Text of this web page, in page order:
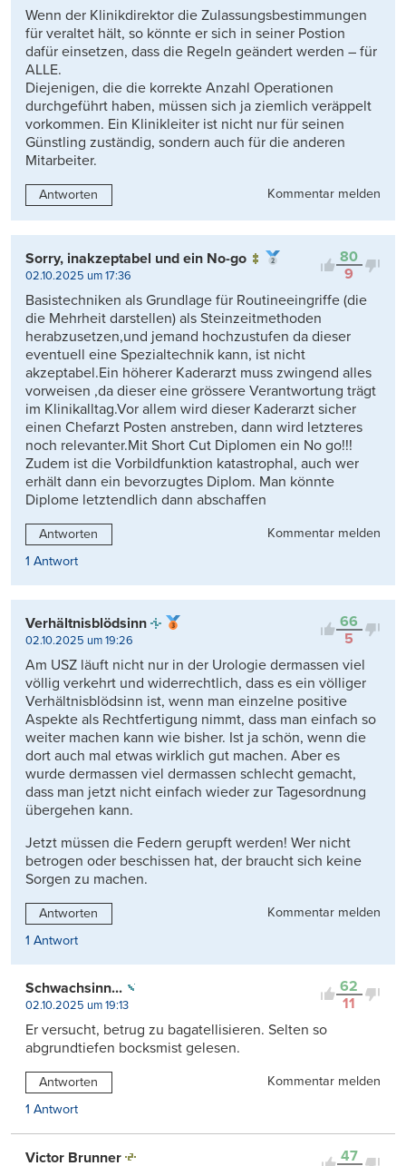
Wenn der Klinikdirektor die Zulassungsbestimmungen
für veraltet hält, so könnte er sich in seiner Postion
dafür einsetzen, dass die Regeln geändert werden – für
ALLE.
Diejenigen, die die korrekte Anzahl Operationen
durchgeführt haben, müssen sich ja ziemlich veräppelt
vorkommen. Ein Klinikleiter ist nicht nur für seinen
Günstling zuständig, sondern auch für die anderen
Mitarbeiter.
Antworten Kommentar melden
80
9
Sorry, inakzeptabel und ein No-go
02.10.2025 um 17:36
Basistechniken als Grundlage für Routineeingriffe (die
die Mehrheit darstellen) als Steinzeitmethoden
herabzusetzen,und jemand hochzustufen da dieser
eventuell eine Spezialtechnik kann, ist nicht
akzeptabel.Ein höherer Kaderarzt muss zwingend alles
vorweisen ,da dieser eine grössere Verantwortung trägt
im Klinikalltag.Vor allem wird dieser Kaderarzt sicher
einen Chefarzt Posten anstreben, dann wird letzteres
noch relevanter.Mit Short Cut Diplomen ein No go!!!
Zudem ist die Vorbildfunktion katastrophal, auch wer
erhält dann ein bevorzugtes Diplom. Man könnte
Diplome letztendlich dann abschaffen
Antworten
Kommentar melden
1 Antwort
66
5
Verhältnisblödsinn
02.10.2025 um 19:26
Am USZ läuft nicht nur in der Urologie dermassen viel
völlig verkehrt und widerrechtlich, dass es ein völliger
Verhältnisblödsinn ist, wenn man einzelne positive
Aspekte als Rechtfertigung nimmt, dass man einfach so
weiter machen kann wie bisher. Ist ja schön, wenn die
dort auch mal etwas wirklich gut machen. Aber es
wurde dermassen viel dermassen schlecht gemacht,
dass man jetzt nicht einfach wieder zur Tagesordnung
übergehen kann.
Jetzt müssen die Federn gerupft werden! Wer nicht
betrogen oder beschissen hat, der braucht sich keine
Sorgen zu machen.
Antworten
Kommentar melden
1 Antwort
62
11
Schwachsinn...
02.10.2025 um 19:13
Er versucht, betrug zu bagatellisieren. Selten so
abgrundtiefen bocksmist gelesen.
Antworten
Kommentar melden
1 Antwort
47
Victor Brunner